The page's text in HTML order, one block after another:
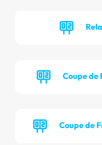
Coupe de
Coupe de